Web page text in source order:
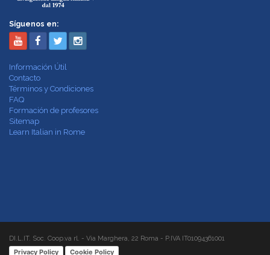
Síguenos en:
Información Útil
Contacto
Términos y Condiciones
FAQ
Formación de profesores
Sitemap
Learn Italian in Rome
DI.L.IT. Soc. Coop.va rl. - Via Marghera, 22 Roma - P.IVA IT01094361001
Privacy Policy Cookie Policy